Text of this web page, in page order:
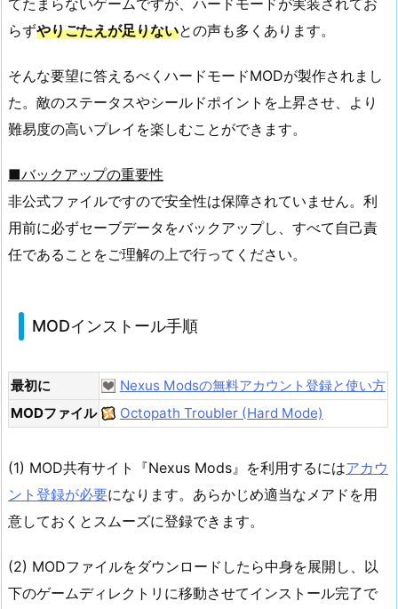
らずやりごたえが足りないとの声も多くあります。
そんな要望に答えるべくハードモードMODが製作されまし
た。敵のステータスやシールドポイントを上昇させ、より
難易度の高いプレイを楽しむことができます。
■バックアップの重要性
非公式ファイルですので安全性は保障されていません。利
用前に必ずセーブデータをバックアップし、すべて自己責
任であることをご理解の上で行ってください。
MODインストール手順
最初に
Nexus Modsの無料アカウント登録と使い方
MODファイル
Octopath Troubler (Hard Mode)
(1) MOD共有サイト『Nexus Mods』を利用するにはアカウ
ント登録が必要になります。あらかじめ適当なメアドを用
意しておくとスムーズに登録できます。
(2) MODファイルをダウンロードしたら中身を展開し、以
下のゲームディレクトリに移動させてインストール完了で